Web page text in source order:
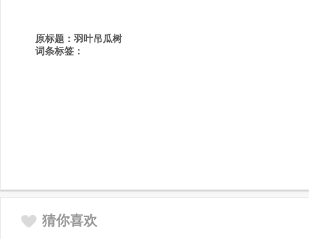
原标题： 羽叶吊瓜树
词条标签：
猜你喜欢